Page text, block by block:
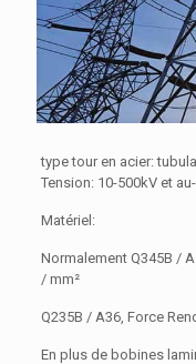
type tour en acier:
Tension: 10-500kV et
Matériel:
Normalement Q345B /
/ mm²
Q235B / A36, Force
En plus de bobines